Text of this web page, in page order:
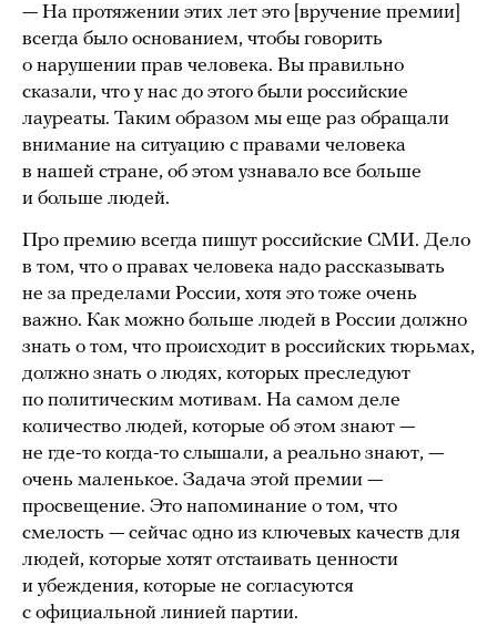
— На протяжении этих лет это [вручение премии]
всегда было основанием, чтобы говорить
о нарушении прав человека. Вы правильно
сказали, что у нас до этого были российские
лауреаты. Таким образом мы еще раз обращали
внимание на ситуацию с правами человека
в нашей стране, об этом узнавало все больше
и больше людей.
Про премию всегда пишут российские СМИ. Дело
в том, что о правах человека надо рассказывать
не за пределами России, хотя это тоже очень
важно. Как можно больше людей в России должно
знать о том, что происходит в российских тюрьмах,
должно знать о людях, которых преследуют
по политическим мотивам. На самом деле
количество людей, которые об этом знают —
не где-то когда-то слышали, а реально знают, —
очень маленькое. Задача этой премии —
просвещение. Это напоминание о том, что
смелость — сейчас одно из ключевых качеств для
людей, которые хотят отстаивать ценности
и убеждения, которые не согласуются
с официальной линией партии.